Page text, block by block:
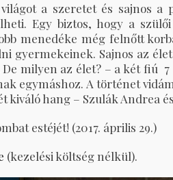
a szeretet és sajnos a
Egy biztos, hogy a
menedéke még felnőtt
gyermekeinek. Sajnos az
De milyen az élet? – a két fiú
egymáshoz. A történet
kiváló hang – Szulák Andrea
estéjét! (2017. április 29.)
(kezelési költség nélkül).